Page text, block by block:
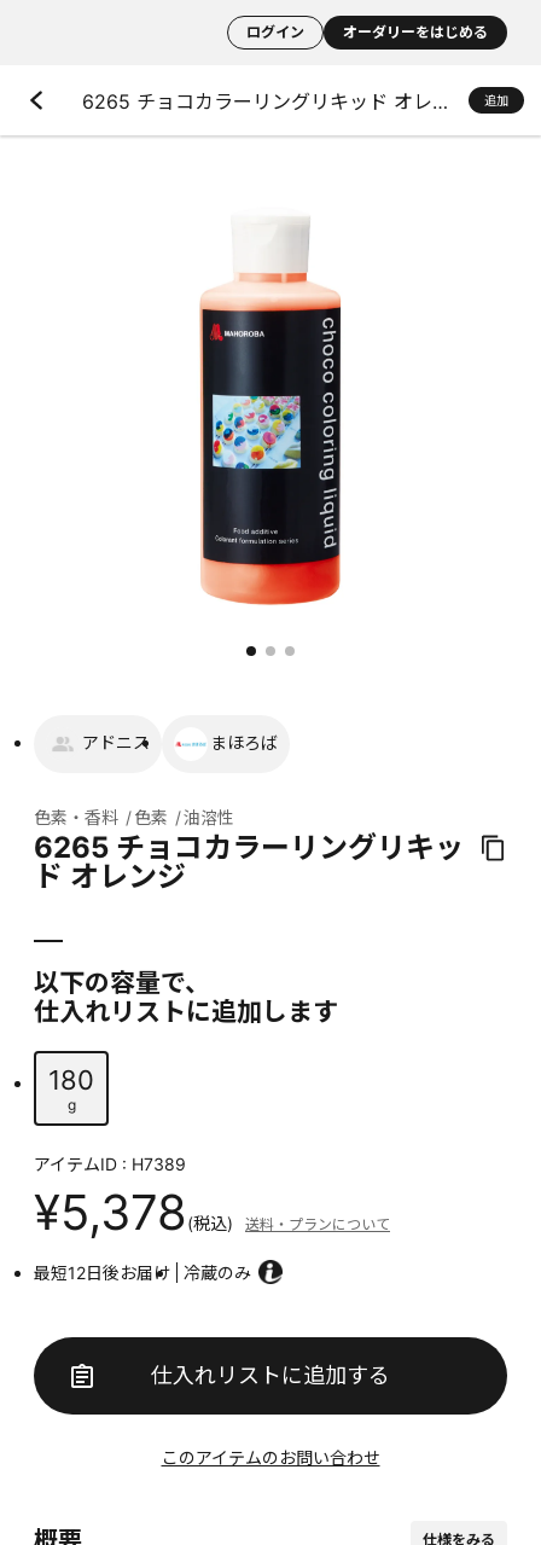
ログイン オーダリーをはじめる
6265 チョコカラーリングリキッド オレンジ 追加
アドニス まほろば
色素・香料 色素 油溶性
6265 チョコカラーリングリキッ
ド オレンジ
以下の容量で、
仕入れリストに追加します
180
g
アイテムID : H7389
¥5,378(税込) 送料・プランについて
最短12日後お届け 冷蔵のみ
仕入れリストに追加する
このアイテムのお問い合わせ
仕様をみる